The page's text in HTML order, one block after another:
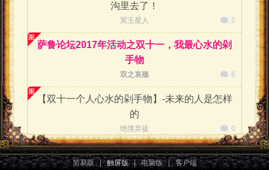
沟里去了！
冥王星人 2
萨鲁论坛2017年活动之双十一，我最心水的剁
手物
双之哀殇 6
【双十一个人心水的剁手物】-未来的人是怎样
的
绝境弃徒 0
双十一个人心水的剁手物，推荐《绝迹动物古抄
本》
简易版 | 触屏版 | 电脑版 | 客户端